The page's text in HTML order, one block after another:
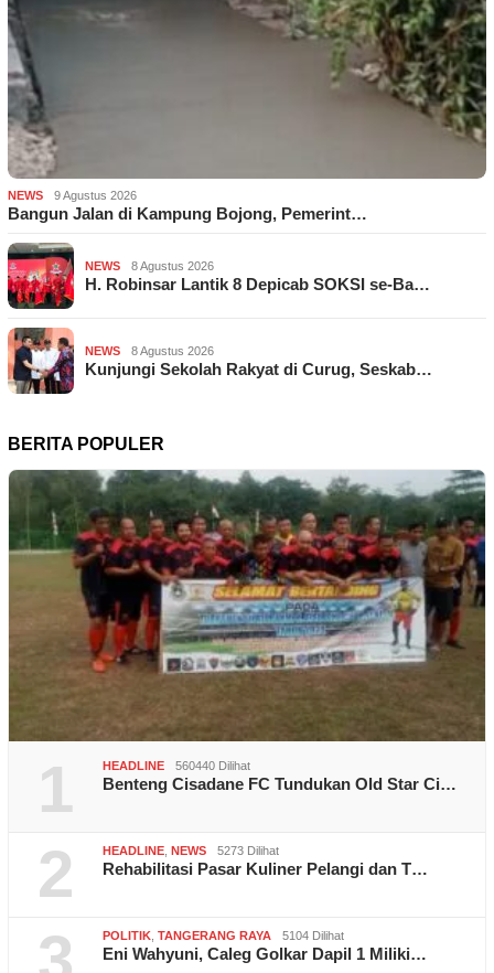
NEWS 9 Agustus 2026
Bangun Jalan di Kampung Bojong, Pemerint…
NEWS 8 Agustus 2026
H. Robinsar Lantik 8 Depicab SOKSI se-Ba…
NEWS 8 Agustus 2026
Kunjungi Sekolah Rakyat di Curug, Seskab…
BERITA POPULER
1 HEADLINE 560440 Dilihat
Benteng Cisadane FC Tundukan Old Star Ci…
2 HEADLINE NEWS 5273 Dilihat
Rehabilitasi Pasar Kuliner Pelangi dan T…
POLITIK TANGERANG RAYA 5104 Dilihat
Eni Wahyuni, Caleg Golkar Dapil 1 Miliki…